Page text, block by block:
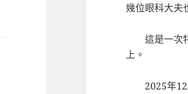
幾位眼科大夫
這是一次
上。
2025年